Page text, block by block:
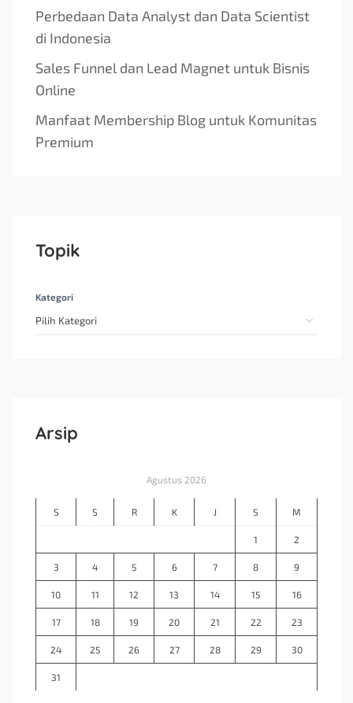
Perbedaan Data Analyst dan Data Scientist
di Indonesia
Sales Funnel dan Lead Magnet untuk Bisnis
Online
Manfaat Membership Blog untuk Komunitas
Premium
Topik
Kategori
Arsip
Agustus 2026
S S R K J S M
1 2
3 4 5 6 7 8 9
10 11 12 13 14 15 16
17 18 19 20 21 22 23
24 25 26 27 28 29 30
31